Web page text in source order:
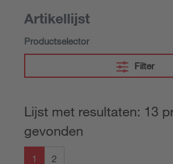
Artikellijst
Productselector
Filter
Lijst met resultaten: 13
gevonden
1 2